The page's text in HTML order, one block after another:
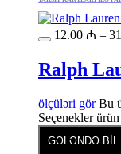
12.00 ₼ –
Ralph
ölçüləri gör Bu
Seçenekler
GƏLƏNDƏ BİL